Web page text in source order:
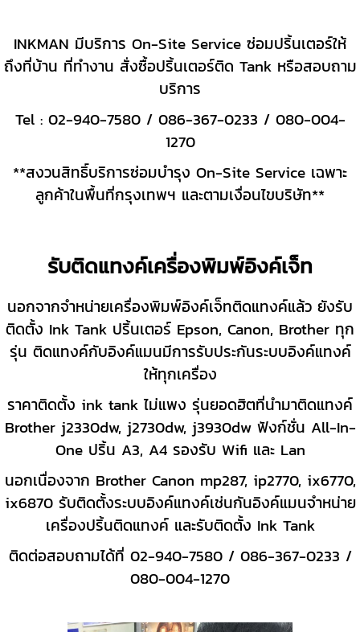
INKMAN มีบริการ On-Site Service ซ่อมปริ้นเตอร์ให้
ถึงที่บ้าน ที่ทำงาน สั่งซื้อปริ้นเตอร์ติด Tank หรือสอบถาม
บริการ
Tel : 02-940-7580 / 086-367-0233 / 080-004-
1270
**สงวนสิทธิ์บริการซ่อมบำรุง On-Site Service เฉพาะ
ลูกค้าในพื้นที่กรุงเทพฯ และตามเงื่อนไขบริษัท**
รับติดแทงค์เครื่องพิมพ์อิงค์เจ็ท
นอกจากจำหน่ายเครื่องพิมพ์อิงค์เจ็ทติดแทงค์แล้ว ยังรับ
ติดตั้ง Ink Tank ปริ้นเตอร์ Epson, Canon, Brother ทุก
รุ่น ติดแทงค์กับอิงค์แมนมีการรับประกันระบบอิงค์แทงค์
ให้ทุกเครื่อง
ราคาติดตั้ง ink tank ไม่แพง รุ่นยอดฮิตที่นำมาติดแทงค์
Brother j2330dw, j2730dw, j3930dw ฟังก์ชั่น All-In-
One ปริ้น A3, A4 รองรับ Wifi และ Lan
นอกเนื่องจาก Brother Canon mp287, ip2770, ix6770,
ix6870 รับติดตั้งระบบอิงค์แทงค์เช่นกันอิงค์แมนจำหน่าย
เครื่องปริ้นติดแทงค์ และรับติดตั้ง Ink Tank
ติดต่อสอบถามได้ที่ 02-940-7580 / 086-367-0233 /
080-004-1270